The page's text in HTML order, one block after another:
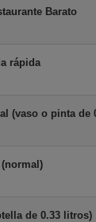
Barato
rápida
(vaso o pinta de
de 0.33 litros)